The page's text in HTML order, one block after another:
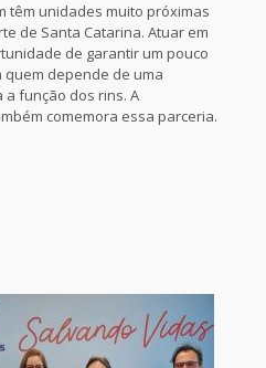
têm unidades muito próximas
de Santa Catarina. Atuar em
de garantir um pouco
depende de uma
função dos rins. A
comemora essa parceria.